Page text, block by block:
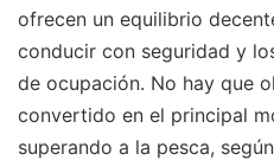
ofrecen un equilibrio
conducir con seguridad y
de ocupación. No hay que
convertido en el principal
superando a la pesca,